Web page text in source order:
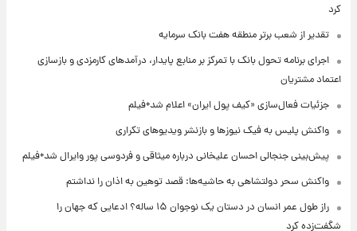
کرد
تقدیر از شعب برتر منطقه هفت بانک سرمایه
اجرای برنامه تحول بانک با تمرکز بر منابع پایدار، درآمدهای کارمزدی و بازسازی
اعتماد مشتریان
جزئیات فعال‌سازی «کیف پول ایران» اعلام شد+فیلم
واکنش پلیس به فیک نیوزها و بازنشر ویدیوهای تکراری
پیش‌بینی جنجالی احسان علیخانی درباره میثاقی و فردوسی پور وایرال شد+فیلم
واکنش سحر دولتشاهی به حاشیه‌ها: قصد توهین به اذان را نداشتم
راز طول عمر انسان در دستان یک نوجوان ۱۵ ساله؟ ادعایی که جهان را
شگفت‌زده کرد